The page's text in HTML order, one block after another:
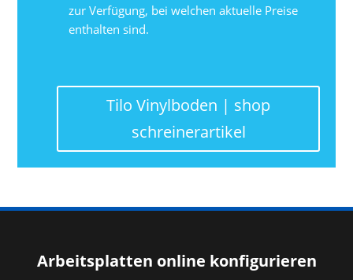
zur Verfügung, bei welchen aktuelle Preise
enthalten sind.
Tilo Vinylboden | shop
schreinerartikel
Arbeitsplatten online konfigurieren